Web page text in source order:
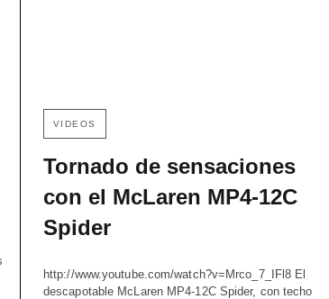
VIDEOS
Tornado de sensaciones
con el McLaren MP4-12C
Spider
http://www.youtube.com/watch?v=Mrco_7_IFl8 El
descapotable McLaren MP4-12C Spider, con techo